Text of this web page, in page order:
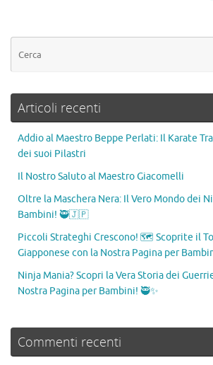
Articoli recenti
Addio al Maestro Beppe Perlati: Il Karate
dei suoi Pilastri
Il Nostro Saluto al Maestro Giacomelli
Oltre la Maschera Nera: Il Vero Mondo dei
Bambini! 🥷🇯🇵
Piccoli Strateghi Crescono! 🗺️ Scoprite il
Giapponese con la Nostra Pagina per
Ninja Mania? Scopri la Vera Storia dei
Nostra Pagina per Bambini! 🥷✨
Commenti recenti